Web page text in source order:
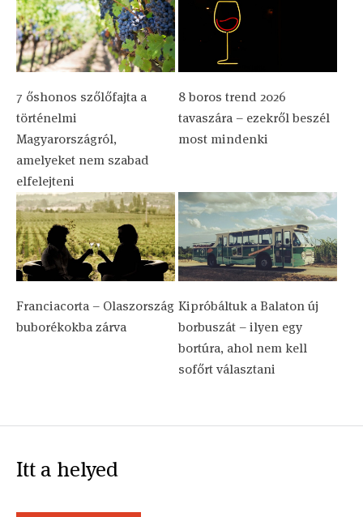
7 őshonos szőlőfajta a
történelmi
Magyarországról,
amelyeket nem szabad
elfelejteni
8 boros trend 2026
tavaszára – ezekről beszél
most mindenki
Franciacorta – Olaszország
buborékokba zárva
Kipróbáltuk a Balaton új
borbuszát – ilyen egy
bortúra, ahol nem kell
sofőrt választani
Itt a helyed